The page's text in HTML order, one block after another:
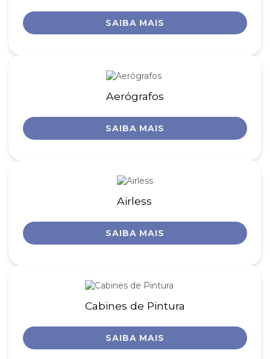
SAIBA MAIS
Aerógrafos
SAIBA MAIS
Airless
SAIBA MAIS
Cabines de Pintura
SAIBA MAIS